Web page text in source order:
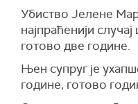
Убиство Јелене
најпраћенији
готово две године.
Њен супруг је
године, готово